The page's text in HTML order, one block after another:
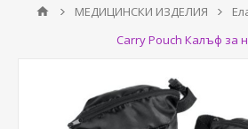
МЕДИЦИНСКИ ИЗДЕЛИЯ
Carry Pouch Калъф за